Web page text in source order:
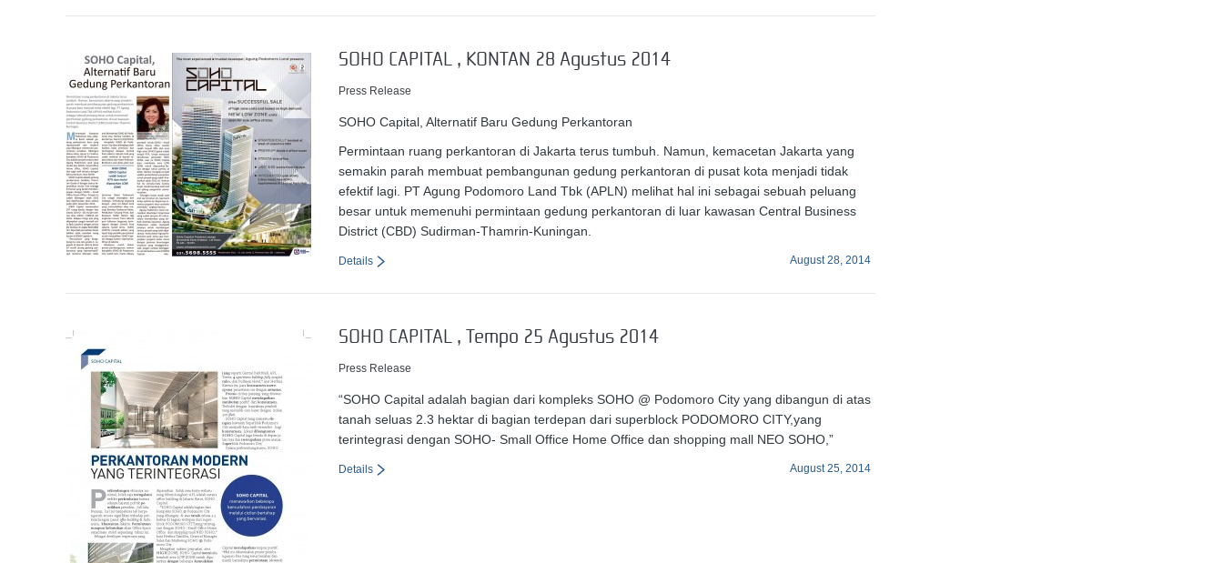
SOHO CAPITAL , KONTAN 28 Agustus 2014
Press Release
SOHO Capital, Alternatif Baru Gedung Perkantoran
Permintaan ruang perkantoran di Jakarta terus tumbuh. Namun, kemacetan Jakarta yang
semakin parah membuat pembangunan gedung perkantoran di pusat kota menjadi tidak
efektif lagi. PT Agung Podomoro Land Tbk (APLN) melihat hal ini sebagai sebuah peluang
besar untuk memenuhi permintaan gedung perkantoran di luar kawasan Central Business
District (CBD) Sudirman-Thamrin-Kuningan.
August 28, 2014
Details
SOHO CAPITAL , Tempo 25 Agustus 2014
Press Release
“SOHO Capital adalah bagian dari kompleks SOHO @ Podomoro City yang dibangun di atas
tanah seluas 2.3 hektar di bagian terdepan dari superblock PODOMORO CITY,yang
terintegrasi dengan SOHO- Small Office Home Office dan shopping mall NEO SOHO,”
August 25, 2014
Details